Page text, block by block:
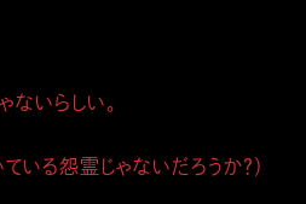
ないらしい。
いる怨霊じゃないだろうか？）